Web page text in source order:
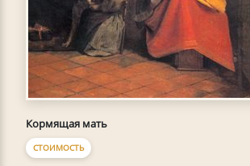
Кормящая мать
СТОИМОСТЬ